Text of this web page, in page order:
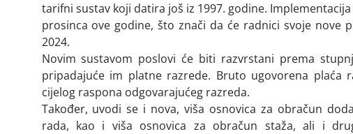
tarifni sustav koji datira još iz 1997. godine.
prosinca ove godine, što znači da će radnici svoje nove
2024.
Novim sustavom poslovi će biti razvrstani prema
pripadajuće im platne razrede. Bruto ugovorena plaća
cijelog raspona odgovarajućeg razreda.
Također, uvodi se i nova, viša osnovica za obračun
rada, kao i viša osnovica za obračun staža, ali i